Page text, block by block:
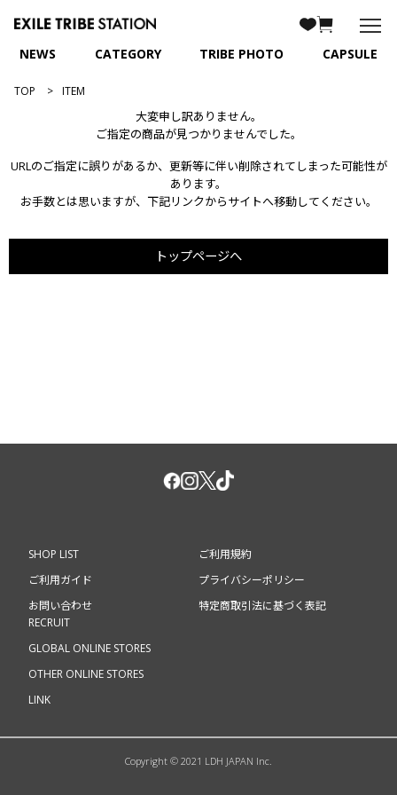
NEWS CATEGORY TRIBE PHOTO CAPSULE
TOP ITEM
大変申し訳ありません。
ご指定の商品が見つかりませんでした。
URLのご指定に誤りがあるか、更新等に伴い削除されてしまった可能性が
あります。
お手数とは思いますが、下記リンクからサイトへ移動してください。
トップページへ
SHOP LIST
ご利用ガイド
お問い合わせ
ご利用規約
プライバシーポリシー
特定商取引法に基づく表記
RECRUIT
GLOBAL ONLINE STORES
OTHER ONLINE STORES
LINK
Copyright © 2021 LDH JAPAN Inc.